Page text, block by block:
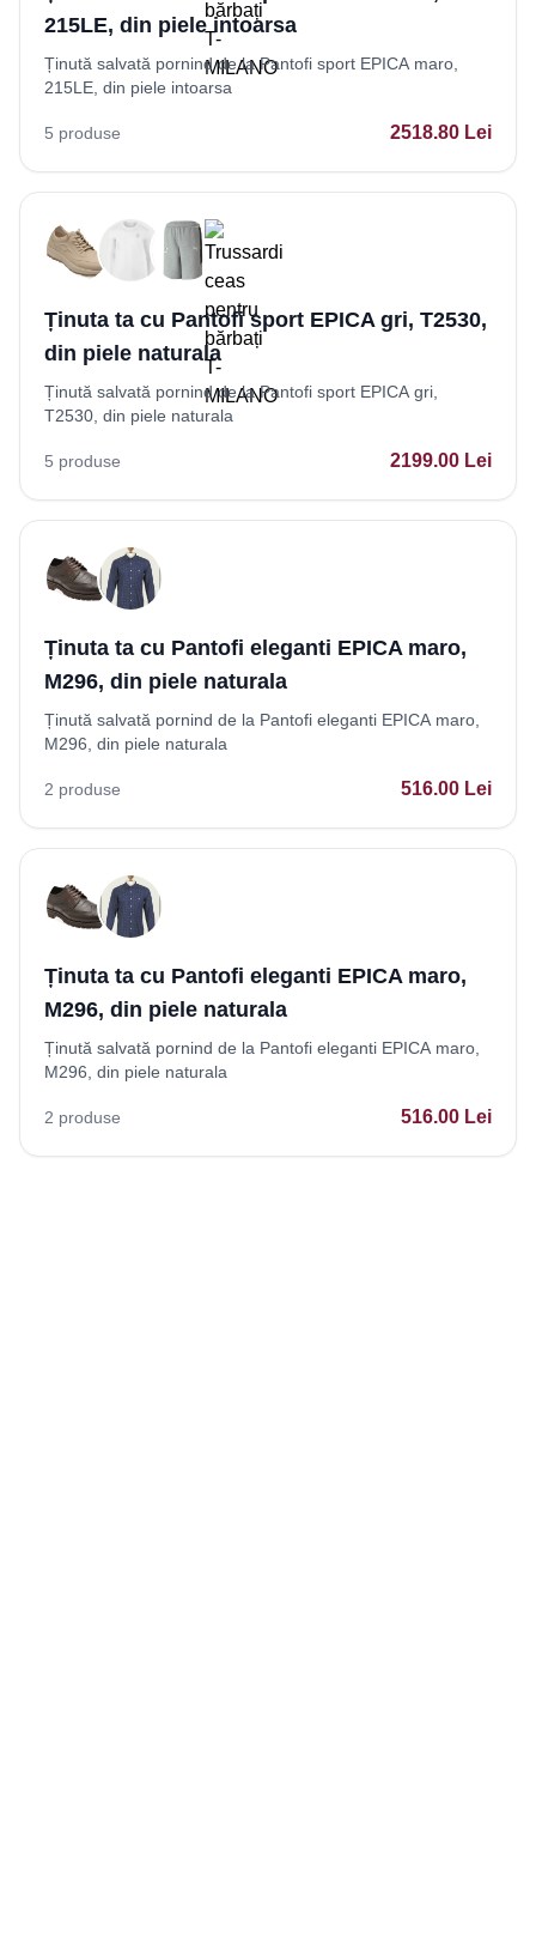
215LE, din piele intoarsa
Ținută salvată pornind de la Pantofi sport EPICA maro,
215LE, din piele intoarsa
5 produse 2518.80 Lei
Ținuta ta cu Pantofi sport EPICA gri, T2530,
din piele naturala
Ținută salvată pornind de la Pantofi sport EPICA gri,
T2530, din piele naturala
5 produse 2199.00 Lei
Ținuta ta cu Pantofi eleganti EPICA maro,
M296, din piele naturala
Ținută salvată pornind de la Pantofi eleganti EPICA maro,
M296, din piele naturala
2 produse 516.00 Lei
Ținuta ta cu Pantofi eleganti EPICA maro,
M296, din piele naturala
Ținută salvată pornind de la Pantofi eleganti EPICA maro,
M296, din piele naturala
2 produse 516.00 Lei